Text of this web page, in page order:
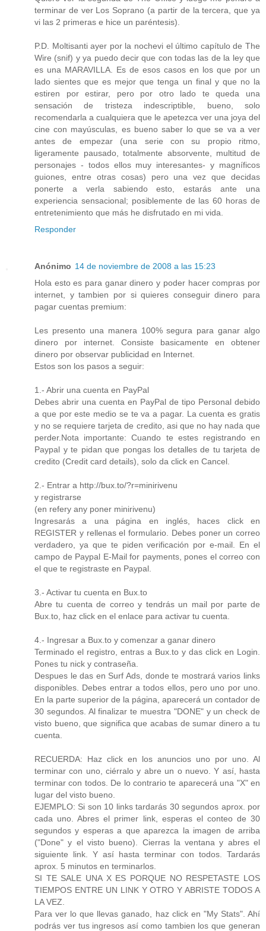
terminar de ver Los Soprano (a partir de la tercera, que ya
vi las 2 primeras e hice un paréntesis).
P.D. Moltisanti ayer por la nochevi el último capítulo de The
Wire (snif) y ya puedo decir que con todas las de la ley que
es una MARAVILLA. Es de esos casos en los que por un
lado sientes que es mejor que tenga un final y que no la
estiren por estirar, pero por otro lado te queda una
sensación de tristeza indescriptible, bueno, solo
recomendarla a cualquiera que le apetezca ver una joya del
cine con mayúsculas, es bueno saber lo que se va a ver
antes de empezar (una serie con su propio ritmo,
ligeramente pausado, totalmente absorvente, multitud de
personajes - todos ellos muy interesantes- y magníficos
guiones, entre otras cosas) pero una vez que decidas
ponerte a verla sabiendo esto, estarás ante una
experiencia sensacional; posiblemente de las 60 horas de
entretenimiento que más he disfrutado en mi vida.
Responder
Anónimo 14 de noviembre de 2008 a las 15:23
Hola esto es para ganar dinero y poder hacer compras por
internet, y tambien por si quieres conseguir dinero para
pagar cuentas premium:
Les presento una manera 100% segura para ganar algo
dinero por internet. Consiste basicamente en obtener
dinero por observar publicidad en Internet.
Estos son los pasos a seguir:
1.- Abrir una cuenta en PayPal
Debes abrir una cuenta en PayPal de tipo Personal debido
a que por este medio se te va a pagar. La cuenta es gratis
y no se requiere tarjeta de credito, asi que no hay nada que
perder.Nota importante: Cuando te estes registrando en
Paypal y te pidan que pongas los detalles de tu tarjeta de
credito (Credit card details), solo da click en Cancel.
2.- Entrar a http://bux.to/?r=minirivenu
y registrarse
(en refery any poner minirivenu)
Ingresarás a una página en inglés, haces click en
REGISTER y rellenas el formulario. Debes poner un correo
verdadero, ya que te piden verificación por e-mail. En el
campo de Paypal E-Mail for payments, pones el correo con
el que te registraste en Paypal.
3.- Activar tu cuenta en Bux.to
Abre tu cuenta de correo y tendrás un mail por parte de
Bux.to, haz click en el enlace para activar tu cuenta.
4.- Ingresar a Bux.to y comenzar a ganar dinero
Terminado el registro, entras a Bux.to y das click en Login.
Pones tu nick y contraseña.
Despues le das en Surf Ads, donde te mostrará varios links
disponibles. Debes entrar a todos ellos, pero uno por uno.
En la parte superior de la página, aparecerá un contador de
30 segundos. Al finalizar te muestra "DONE" y un check de
visto bueno, que significa que acabas de sumar dinero a tu
cuenta.
RECUERDA: Haz click en los anuncios uno por uno. Al
terminar con uno, ciérralo y abre un o nuevo. Y así, hasta
terminar con todos. De lo contrario te aparecerá una "X" en
lugar del visto bueno.
EJEMPLO: Si son 10 links tardarás 30 segundos aprox. por
cada uno. Abres el primer link, esperas el conteo de 30
segundos y esperas a que aparezca la imagen de arriba
("Done" y el visto bueno). Cierras la ventana y abres el
siguiente link. Y así hasta terminar con todos. Tardarás
aprox. 5 minutos en terminarlos.
SI TE SALE UNA X ES PORQUE NO RESPETASTE LOS
TIEMPOS ENTRE UN LINK Y OTRO Y ABRISTE TODOS A
LA VEZ.
Para ver lo que llevas ganado, haz click en "My Stats". Ahí
podrás ver tus ingresos así como tambien los que generan